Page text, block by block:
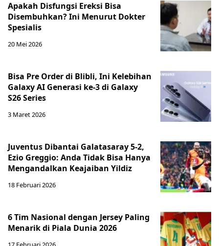
Apakah Disfungsi Ereksi Bisa
Disembuhkan? Ini Menurut Dokter
Spesialis
20 Mei 2026
Bisa Pre Order di Blibli, Ini Kelebihan
Galaxy AI Generasi ke-3 di Galaxy
S26 Series
3 Maret 2026
Juventus Dibantai Galatasaray 5-2,
Ezio Greggio: Anda Tidak Bisa Hanya
Mengandalkan Keajaiban Yildiz
18 Februari 2026
6 Tim Nasional dengan Jersey Paling
Menarik di Piala Dunia 2026